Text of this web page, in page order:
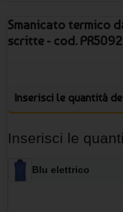
Smanicato termico
scritte - cod. PR5092
Inserisci le quantità
Inserisci le
Blu elettrico